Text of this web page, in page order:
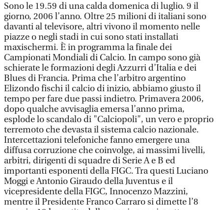
Sono le 19.59 di una calda domenica di luglio. 9 il
giorno, 2006 l’anno. Oltre 25 milioni di italiani sono
davanti al televisore, altri vivono il momento nelle
piazze o negli stadi in cui sono stati installati
maxischermi. È in programma la finale dei
Campionati Mondiali di Calcio. In campo sono già
schierate le formazioni degli Azzurri d’Italia e dei
Blues di Francia. Prima che l’arbitro argentino
Elizondo fischi il calcio di inizio, abbiamo giusto il
tempo per fare due passi indietro. Primavera 2006,
dopo qualche avvisaglia emersa l’anno prima,
esplode lo scandalo di "Calciopoli", un vero e proprio
terremoto che devasta il sistema calcio nazionale.
Intercettazioni telefoniche fanno emergere una
diffusa corruzione che coinvolge, ai massimi livelli,
arbitri, dirigenti di squadre di Serie A e B ed
importanti esponenti della FIGC. Tra questi Luciano
Moggi e Antonio Giraudo della Juventus e il
vicepresidente della FIGC, Innocenzo Mazzini,
mentre il Presidente Franco Carraro si dimette l’8